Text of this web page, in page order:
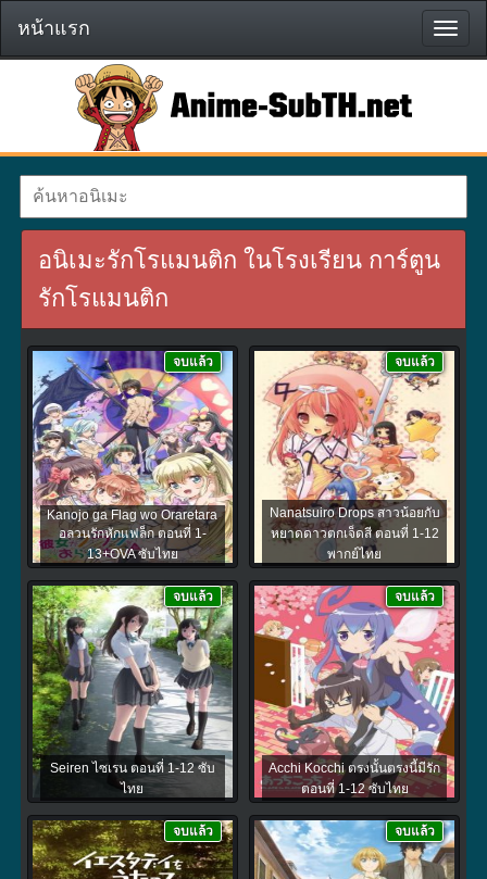
หน้า
แรก
หน้าแรก
อนิเมะรักโรแมนติก ในโรงเรียน การ์ตูน
รักโรแมนติก
Kanojo ga Flag wo Oraretara
อลวนรักหักแฟล็ก ตอนที่ 1-
13+OVA ซับไทย
จบแล้ว
Nanatsuiro Drops สาวน้อยกับ
หยาดดาวตกเจ็ดสี ตอนที่ 1-12
พากย์ไทย
จบแล้ว
Seiren ไซเรน ตอนที่ 1-12 ซับ
ไทย
จบแล้ว
Acchi Kocchi ตรงนั้นตรงนี้มีรัก
ตอนที่ 1-12 ซับไทย
จบแล้ว
จบแล้ว จบแล้ว